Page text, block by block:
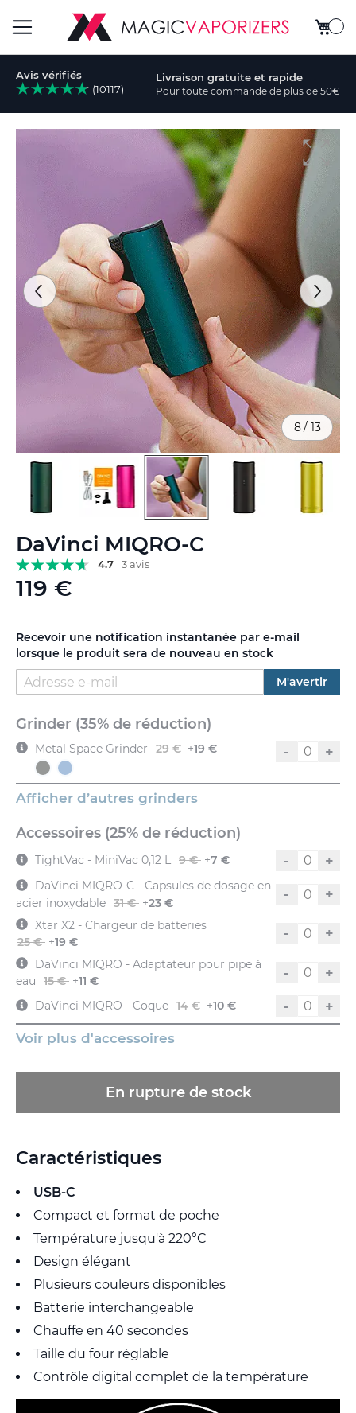
Basculer
la
navigation
Mon
Avis vérifiés
(10117)
Livraison gratuite et rapide
Pour toute commande de plus de 50€
DaVinci MIQRO-C
4.7 3 avis
119 €
Recevoir une notification instantanée par e-mail
lorsque le produit sera de nouveau en stock
M'avertir
Grinder (35% de réduction)
-
+
Metal Space Grinder 29 € +19 €
Afficher d’autres grinders
Accessoires (25% de réduction)
-
+
TightVac - MiniVac 0,12 L 9 € +7 €
- +
DaVinci MIQRO-C - Capsules de dosage en
acier inoxydable 31 € +23 €
- +
Xtar X2 - Chargeur de batteries
25 € +19 €
- +
DaVinci MIQRO - Adaptateur pour pipe à
eau
15 € +11 €
- +
DaVinci MIQRO - Coque 14 € +10 €
Voir plus d'accessoires
En rupture de stock
of
images
8 / 13
to
the
beginning
gallery
Caractéristiques
USB-C
Compact et format de poche
Température jusqu'à 220°C
Design élégant
Plusieurs couleurs disponibles
Batterie interchangeable
Chauffe en 40 secondes
Taille du four réglable
Contrôle digital complet de la température